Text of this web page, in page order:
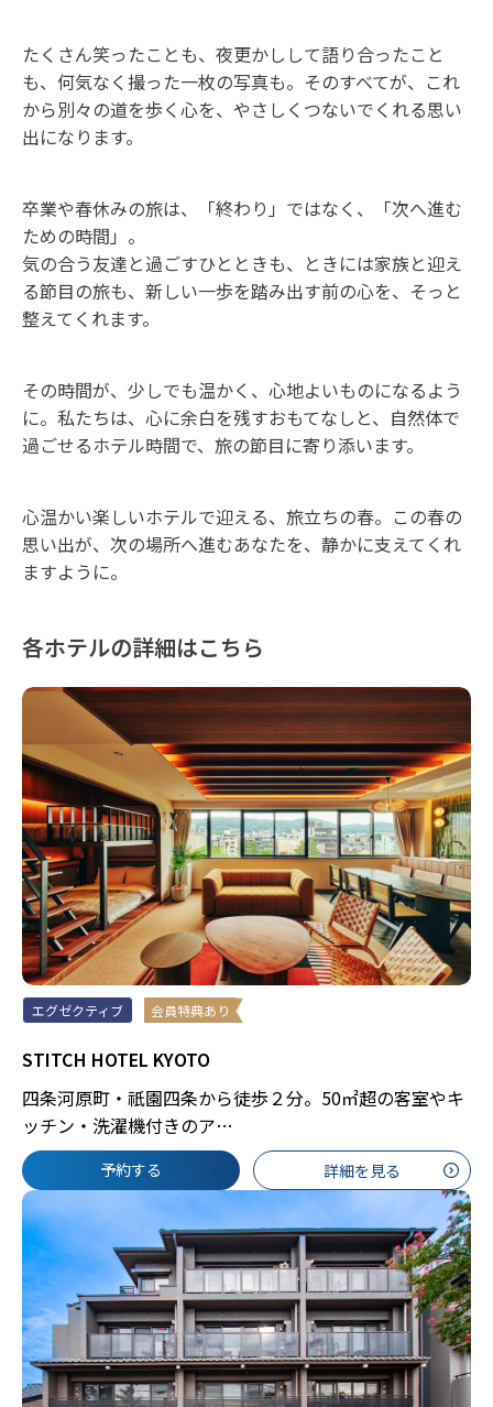
たくさん笑ったことも、夜更かしして語り合ったこと
も、何気なく撮った一枚の写真も。そのすべてが、これ
から別々の道を歩く心を、やさしくつないでくれる思い
出になります。
卒業や春休みの旅は、「終わり」ではなく、「次へ進む
ための時間」。
気の合う友達と過ごすひとときも、ときには家族と迎え
る節目の旅も、新しい一歩を踏み出す前の心を、そっと
整えてくれます。
その時間が、少しでも温かく、心地よいものになるよう
に。私たちは、心に余白を残すおもてなしと、自然体で
過ごせるホテル時間で、旅の節目に寄り添います。
心温かい楽しいホテルで迎える、旅立ちの春。この春の
思い出が、次の場所へ進むあなたを、静かに支えてくれ
ますように。
各ホテルの詳細はこちら
エグゼクティブ 会員特典あり
STITCH HOTEL KYOTO
四条河原町・祇園四条から徒歩２分。50㎡超の客室やキ
ッチン・洗濯機付きのア…
予約する 詳細を見る